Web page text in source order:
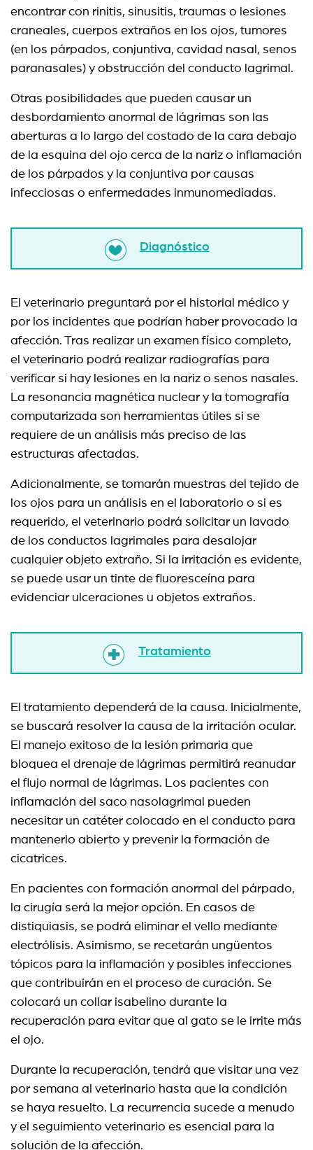
encontrar con rinitis, sinusitis, traumas o lesiones
craneales, cuerpos extraños en los ojos, tumores
(en los párpados, conjuntiva, cavidad nasal, senos
paranasales) y obstrucción del conducto lagrimal.
Otras posibilidades que pueden causar un
desbordamiento anormal de lágrimas son las
aberturas a lo largo del costado de la cara debajo
de la esquina del ojo cerca de la nariz o inflamación
de los párpados y la conjuntiva por causas
infecciosas o enfermedades inmunomediadas.
Diagnóstico
El veterinario preguntará por el historial médico y
por los incidentes que podrían haber provocado la
afección. Tras realizar un examen físico completo,
el veterinario podrá realizar radiografías para
verificar si hay lesiones en la nariz o senos nasales.
La resonancia magnética nuclear y la tomografía
computarizada son herramientas útiles si se
requiere de un análisis más preciso de las
estructuras afectadas.
Adicionalmente, se tomarán muestras del tejido de
los ojos para un análisis en el laboratorio o si es
requerido, el veterinario podrá solicitar un lavado
de los conductos lagrimales para desalojar
cualquier objeto extraño. Si la irritación es evidente,
se puede usar un tinte de fluoresceína para
evidenciar ulceraciones u objetos extraños.
Tratamiento
El tratamiento dependerá de la causa. Inicialmente,
se buscará resolver la causa de la irritación ocular.
El manejo exitoso de la lesión primaria que
bloquea el drenaje de lágrimas permitirá reanudar
el flujo normal de lágrimas. Los pacientes con
inflamación del saco nasolagrimal pueden
necesitar un catéter colocado en el conducto para
mantenerlo abierto y prevenir la formación de
cicatrices.
En pacientes con formación anormal del párpado,
la cirugía será la mejor opción. En casos de
distiquiasis, se podrá eliminar el vello mediante
electrólisis. Asimismo, se recetarán ungüentos
tópicos para la inflamación y posibles infecciones
que contribuirán en el proceso de curación. Se
colocará un collar isabelino durante la
recuperación para evitar que al gato se le irrite más
el ojo.
Durante la recuperación, tendrá que visitar una vez
por semana al veterinario hasta que la condición
se haya resuelto. La recurrencia sucede a menudo
y el seguimiento veterinario es esencial para la
solución de la afección.